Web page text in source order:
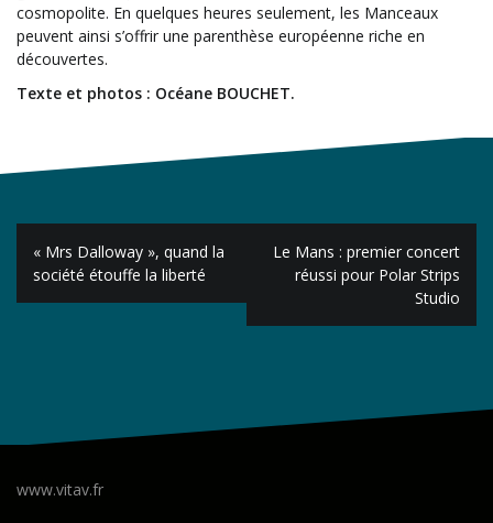
cosmopolite. En quelques heures seulement, les Manceaux
peuvent ainsi s’offrir une parenthèse européenne riche en
découvertes.
Texte et photos : Océane BOUCHET.
Navigation
de
l’article
« Mrs Dalloway », quand la
société étouffe la liberté
Le Mans : premier concert
réussi pour Polar Strips
Studio
www.vitav.fr